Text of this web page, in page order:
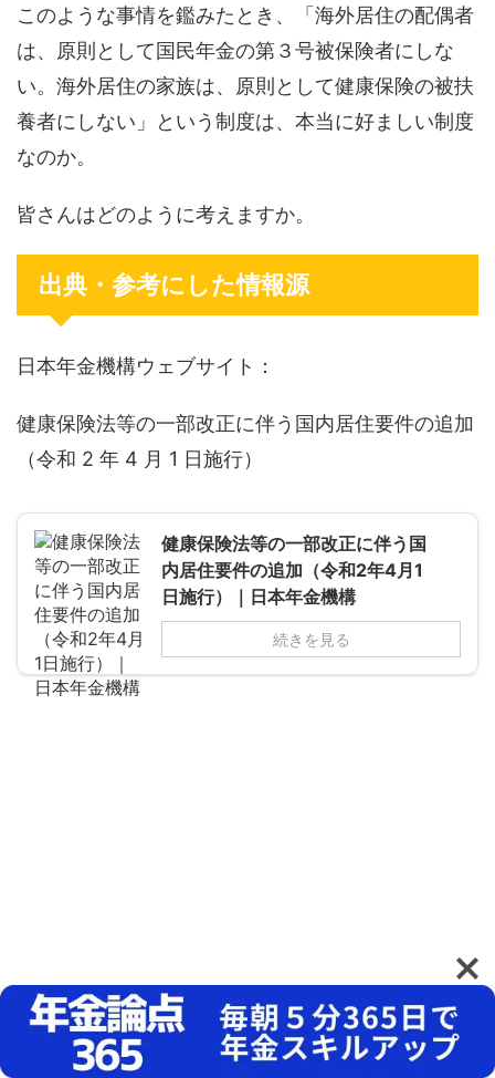
このような事情を鑑みたとき、「海外居住の配偶者
は、原則として国民年金の第３号被保険者にしな
い。海外居住の家族は、原則として健康保険の被扶
養者にしない」という制度は、本当に好ましい制度
なのか。
皆さんはどのように考えますか。
出典・参考にした情報源
日本年金機構ウェブサイト：
健康保険法等の一部改正に伴う国内居住要件の追加
（令和 2 年 4 月 1 日施行）
健康保険法等の一部改正に伴う国
内居住要件の追加（令和2年4月1
日施行）｜日本年金機構
続きを見る